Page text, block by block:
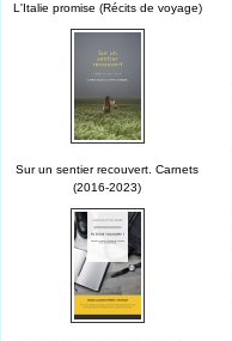
L'Italie promise (Récits de voyage)
Sur un sentier recouvert. Carnets
(2016-2023)